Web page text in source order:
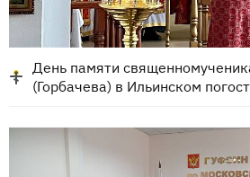
День памяти
(Горбачева) в Ильинском